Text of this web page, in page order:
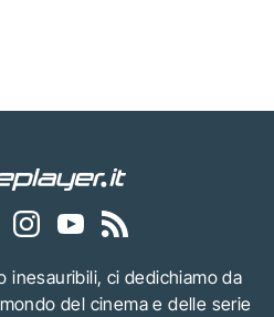
inesauribili, ci dedichiamo da
del cinema e delle serie